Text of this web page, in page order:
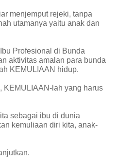
menjemput rejeki, tanpa
utamanya yaitu anak dan
Profesional di Bunda
aktivitas amalan para bunda
KEMULIAAN hidup.
KEMULIAAN-lah yang harus
sebagai ibu di dunia
kemuliaan diri kita, anak-